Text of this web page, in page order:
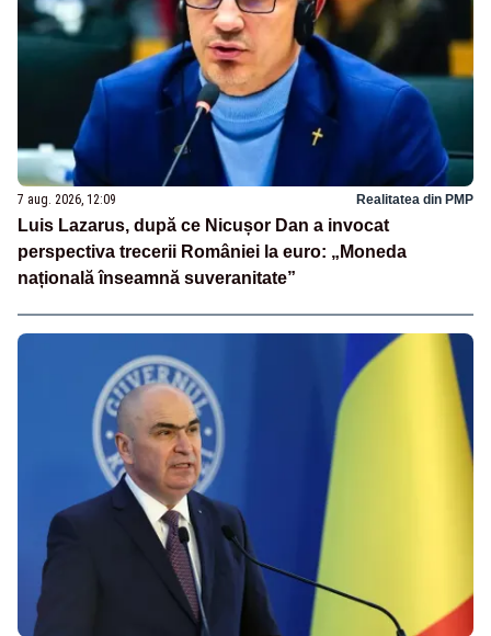
7 aug. 2026, 12:09 Realitatea din PMP
Luis Lazarus, după ce Nicușor Dan a invocat
perspectiva trecerii României la euro: „Moneda
națională înseamnă suveranitate”